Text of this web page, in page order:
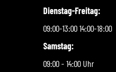
Dienstag-Freitag:
09:00-13:00 14:00-18:00
Samstag:
09:00 - 14:00 Uhr